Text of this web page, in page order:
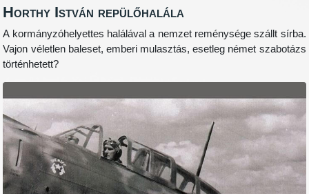
Horthy István repülőhalála
A kormányzóhelyettes halálával a nemzet reménysége szállt sírba.
Vajon véletlen baleset, emberi mulasztás, esetleg német szabotázs
történhetett?